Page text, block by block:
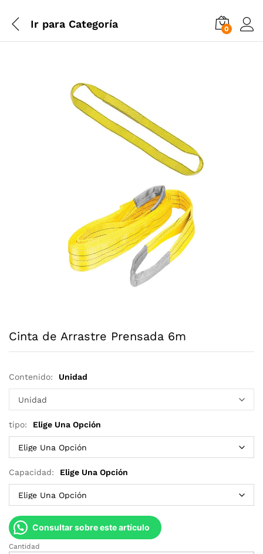
Ir para Categoría 0
Cinta de Arrastre Prensada 6m
Contenido: Unidad
tipo: Elige Una Opción
Capacidad: Elige Una Opción
Consultar sobre este artículo
Cinta
Cantidad